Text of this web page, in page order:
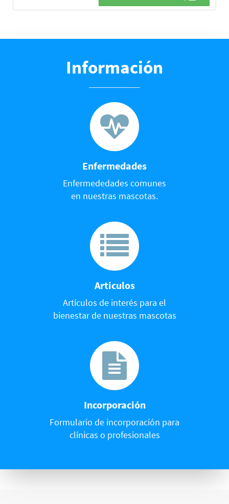
Información
Enfermedades
Enfermededades comunes
en nuestras mascotas.
Articulos
Artículos de interés para el
bienestar de nuestras mascotas
Incorporación
Formulario de incorporación para
clínicas o profesionales